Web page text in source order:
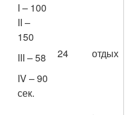
I – 100
II –
150
III – 58
IV – 90
сек.
24 отдых